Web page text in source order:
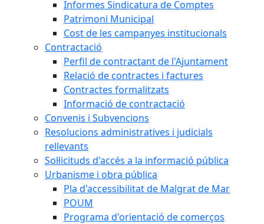
Informes Sindicatura de Comptes
Patrimoni Municipal
Cost de les campanyes institucionals
Contractació
Perfil de contractant de l'Ajuntament
Relació de contractes i factures
Contractes formalitzats
Informació de contractació
Convenis i Subvencions
Resolucions administratives i judicials
rellevants
Sol·licituds d'accés a la informació pública
Urbanisme i obra pública
Pla d'accessibilitat de Malgrat de Mar
POUM
Programa d'orientació de comerços